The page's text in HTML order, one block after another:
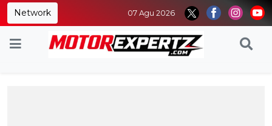
Network 07 Agu 2026